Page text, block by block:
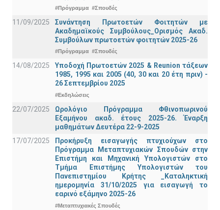
#Πρόγραμμα #Σπουδές
11/09/2025
Συνάντηση Πρωτοετών Φοιτητών με
Ακαδημαϊκούς Συμβούλους_Ορισμός Ακαδ.
Συμβούλων πρωτοετών φοιτητών 2025-26
#Πρόγραμμα #Σπουδές
14/08/2025
Υποδοχή Πρωτοετών 2025 & Reunion τάξεων
1985, 1995 και 2005 (40, 30 και 20 έτη πριν) -
26 Σεπτεμβρίου 2025
#Εκδηλώσεις
22/07/2025
Ωρολόγιο Πρόγραμμα Φθινοπωρινού
Εξαμήνου ακαδ. έτους 2025-26. Έναρξη
μαθημάτων Δευτέρα 22-9-2025
17/07/2025
Προκήρυξη εισαγωγής πτυχιούχων στo
Πρόγραμμα Μεταπτυχιακών Σπουδών στην
Επιστήμη και Μηχανική Υπολογιστών στο
Τμήμα Eπιστήμης Υπολογιστών του
Πανεπιστημίου Κρήτης _Καταληκτική
ημερομηνία 31/10/2025 για εισαγωγή το
εαρινό εξάμηνο 2025-26
#Μεταπτυχιακές Σπουδές